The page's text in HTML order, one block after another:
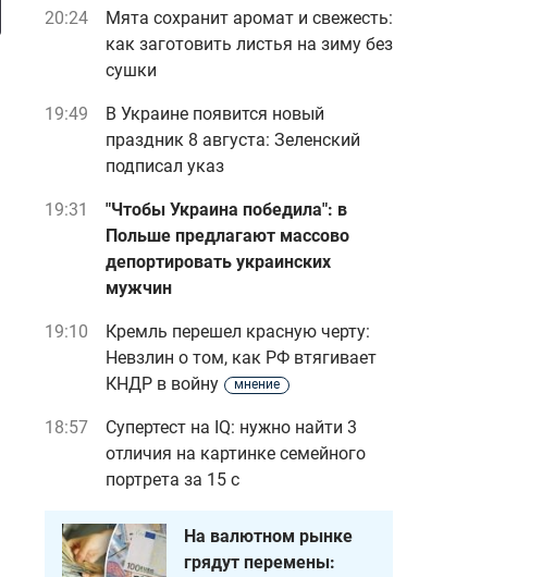
20:24
Мята сохранит аромат и свежесть:
как заготовить листья на зиму без
сушки
19:49
В Украине появится новый
праздник 8 августа: Зеленский
подписал указ
19:31
"Чтобы Украина победила": в
Польше предлагают массово
депортировать украинских
мужчин
19:10
Кремль перешел красную черту:
Невзлин о том, как РФ втягивает
КНДР в войну
мнение
18:57
Супертест на IQ: нужно найти 3
отличия на картинке семейного
портрета за 15 с
На валютном рынке
грядут перемены: